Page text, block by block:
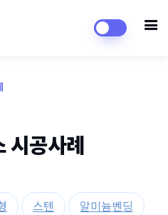
시공사례
스텐
알미늄벤딩